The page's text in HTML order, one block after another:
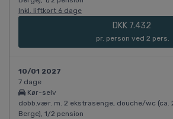
Inkl. liftkort 6 dage
DKK 7.432
pr. person ved 2 pers.
10/01 2027
7 dage
Kør-selv
dobb.vær. m. 2 ekstrasenge, douche/wc (ca.
Berge), 1/2 pension